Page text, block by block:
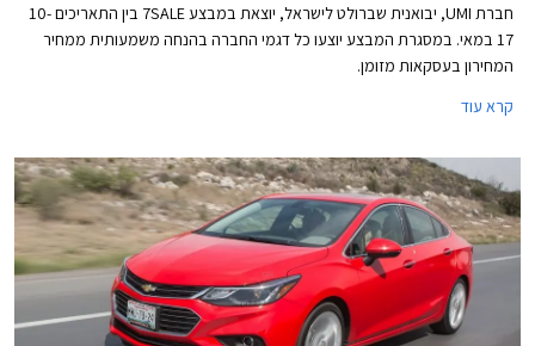
חברת UMI, יבואנית שברולט לישראל, יוצאת במבצע 7SALE בין התאריכים 10-
17 במאי. במסגרת המבצע יוצעו כל דגמי החברה בהנחה משמעותית ממחיר
המחירון בעסקאות מזומן.
קרא עוד